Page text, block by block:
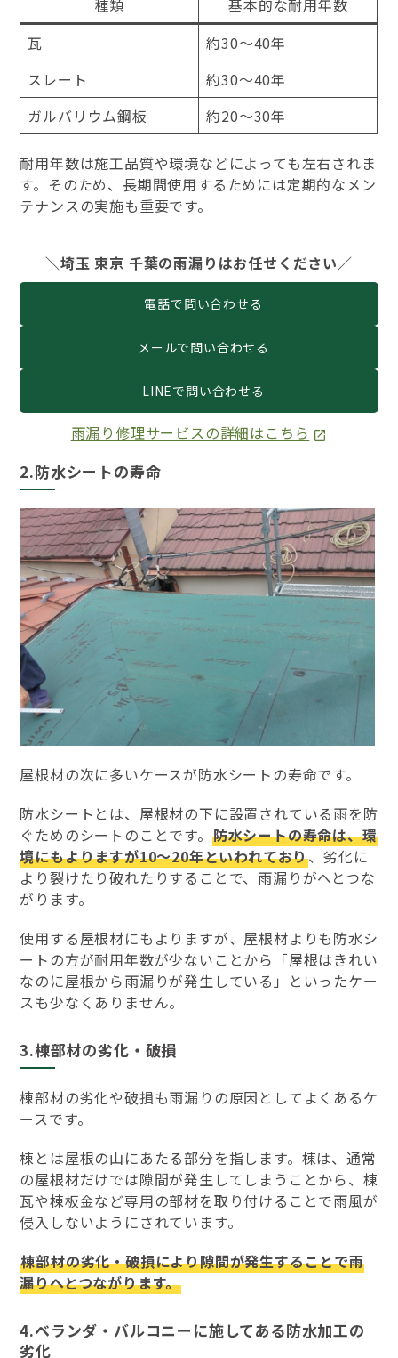
種類
基本的な耐用年数
瓦
約30～40年
スレート
約30～40年
ガルバリウム鋼板
約20～30年
耐用年数は施工品質や環境などによっても左右されま
す。そのため、長期間使用するためには定期的なメン
テナンスの実施も重要です。
＼埼玉 東京 千葉の雨漏りはお任せください／
電話で問い合わせる
メールで問い合わせる
LINEで問い合わせる
雨漏り修理サービスの詳細はこちら
2.防水シートの寿命
屋根材の次に多いケースが防水シートの寿命です。
防水シートとは、屋根材の下に設置されている雨を防
ぐためのシートのことです。 防水シートの寿命は、環
境にもよりますが10～20年といわれており、劣化に
より裂けたり破れたりすることで、雨漏りがへとつな
がります。
使用する屋根材にもよりますが、屋根材よりも防水シ
ートの方が耐用年数が少ないことから「屋根はきれい
なのに屋根から雨漏りが発生している」といったケー
スも少なくありません。
3.棟部材の劣化・破損
棟部材の劣化や破損も雨漏りの原因としてよくあるケ
ースです。
棟とは屋根の山にあたる部分を指します。棟は、通常
の屋根材だけでは隙間が発生してしまうことから、棟
瓦や棟板金など専用の部材を取り付けることで雨風が
侵入しないようにされています。
棟部材の劣化・破損により隙間が発生することで雨
漏りへとつながります。
4.ベランダ・バルコニーに施してある防水加工の
劣化